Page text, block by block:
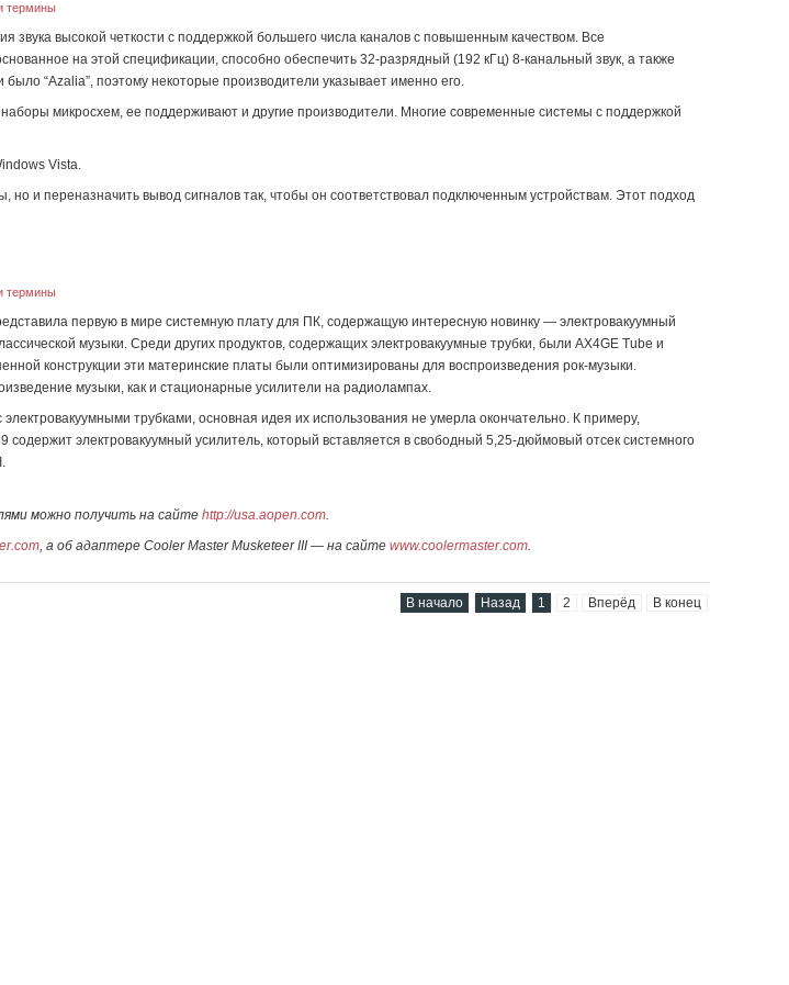
термины
высокой четкости с поддержкой большего числа каналов с повышенным качеством. Все
на этой спецификации, способно обеспечить 32-разрядный (192 кГц) 8-канальный звук, а также
“Azalia”, поэтому некоторые производители указывает именно его.
микросхем, ее поддерживают и другие производители. Многие современные системы с поддержкой
Vista.
и переназначить вывод сигналов так, чтобы он соответствовал подключенным устройствам. Этот подход
термины
первую в мире системную плату для ПК, содержащую интересную новинку — электровакуумный
музыки. Среди других продуктов, содержащих электровакуумные трубки, были AX4GE Tube и
конструкции эти материнские платы были оптимизированы для воспроизведения рок-музыки.
музыки, как и стационарные усилители на радиолампах.
трубками, основная идея их использования не умерла окончательно. К примеру,
электровакуумный усилитель, который вставляется в свободный 5,25-дюймовый отсек системного
можно получить на сайте http://usa.aopen.com.
, а об адаптере Cooler Master Musketeer III — на сайте www.coolermaster.com.
В начало Назад 1 2 Вперёд В конец